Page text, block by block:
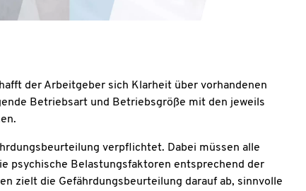
der Arbeitgeber sich Klarheit über vorhandenen
Betriebsart und Betriebsgröße mit den jeweils
verpflichtet. Dabei müssen alle
psychische Belastungsfaktoren entsprechend der
zielt die Gefährdungsbeurteilung darauf ab, sinnvolle